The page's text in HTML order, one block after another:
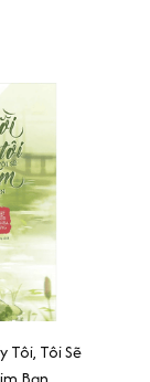
Tôi, Tôi Sẽ